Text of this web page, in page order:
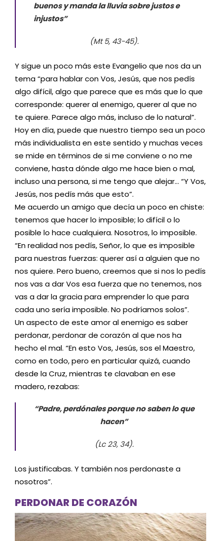
buenos y manda la lluvia sobre justos e
injustos”
(Mt 5, 43-45).
Y sigue un poco más este Evangelio que nos da un
tema “para hablar con Vos, Jesús, que nos pedís
algo difícil, algo que parece que es más que lo que
corresponde: querer al enemigo, querer al que no
te quiere. Parece algo más, incluso de lo natural”.
Hoy en día, puede que nuestro tiempo sea un poco
más individualista en este sentido y muchas veces
se mide en términos de si me conviene o no me
conviene, hasta dónde algo me hace bien o mal,
incluso una persona, si me tengo que alejar… “Y Vos,
Jesús, nos pedís más que esto”.
Me acuerdo un amigo que decía un poco en chiste:
tenemos que hacer lo imposible; lo difícil o lo
posible lo hace cualquiera. Nosotros, lo imposible.
“En realidad nos pedís, Señor, lo que es imposible
para nuestras fuerzas: querer así a alguien que no
nos quiere. Pero bueno, creemos que si nos lo pedís
nos vas a dar Vos esa fuerza que no tenemos, nos
vas a dar la gracia para emprender lo que para
cada uno sería imposible. No podríamos solos”.
Un aspecto de este amor al enemigo es saber
perdonar, perdonar de corazón al que nos ha
hecho el mal. “En esto Vos, Jesús, sos el Maestro,
como en todo, pero en particular quizá, cuando
desde la Cruz, mientras te clavaban en ese
madero, rezabas:
“Padre, perdónales porque no saben lo que
hacen”
(Lc 23, 34).
Los justificabas. Y también nos perdonaste a
nosotros”.
PERDONAR DE CORAZÓN